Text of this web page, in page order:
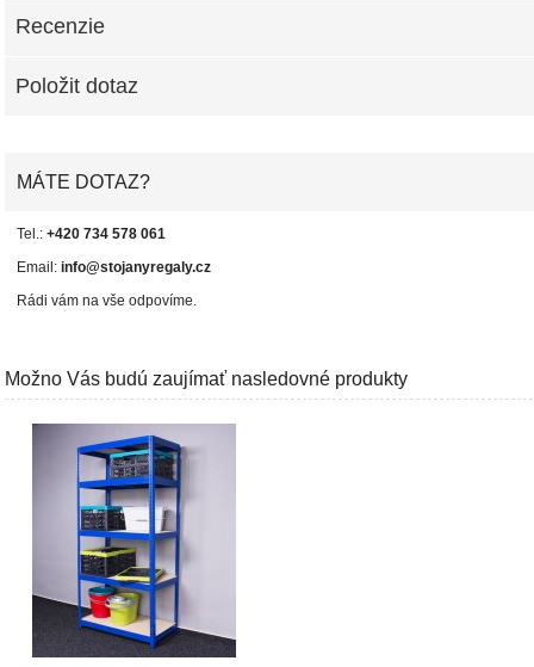
Recenzie
Položit dotaz
MÁTE DOTAZ?
Tel.:+420 734 578 061
Email:info@stojanyregaly.cz
Rádi vám na vše odpovíme.
Možno Vás budú zaujímať nasledovné produkty